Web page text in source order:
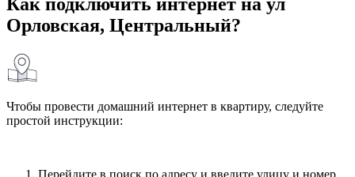
Как подключить интернет на ул
Орловская, Центральный?
Чтобы провести домашний интернет в квартиру, следуйте
простой инструкции: